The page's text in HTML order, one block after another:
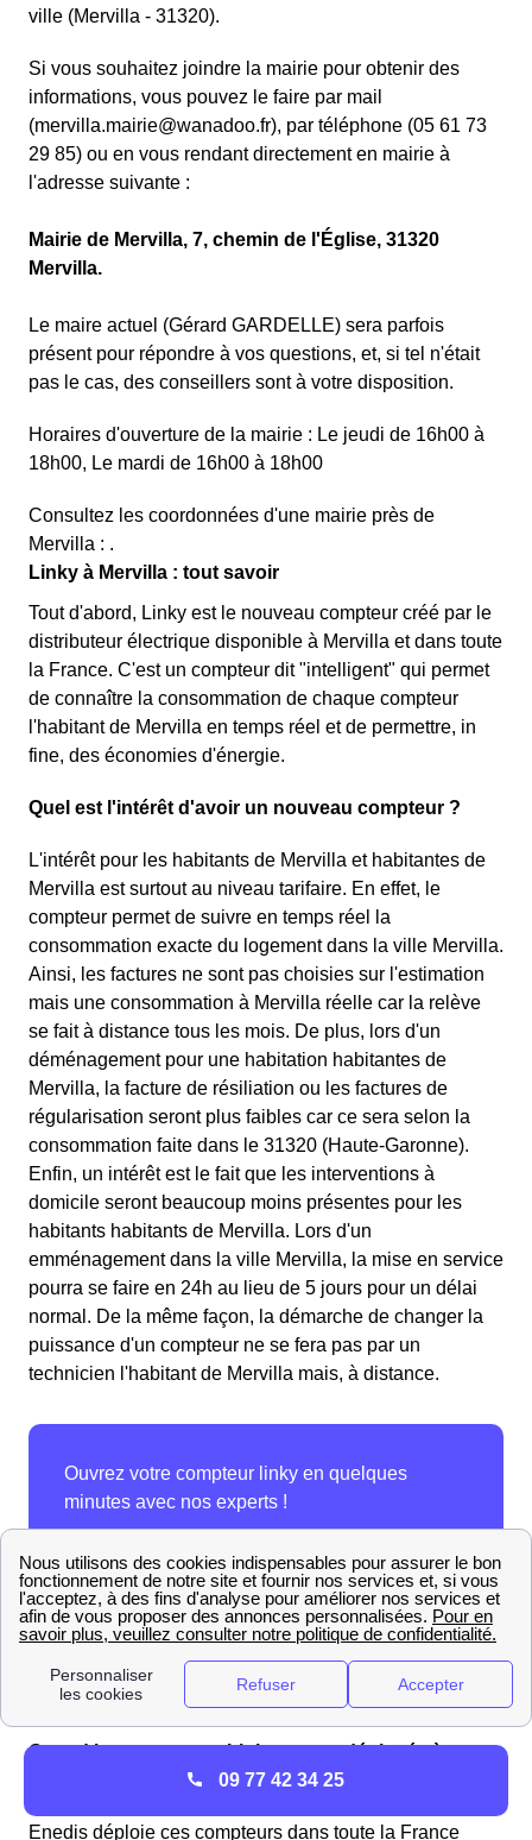
ville (Mervilla - 31320).
Si vous souhaitez joindre la mairie pour obtenir des
informations, vous pouvez le faire par mail
(mervilla.mairie@wanadoo.fr), par téléphone (05 61 73
29 85) ou en vous rendant directement en mairie à
l'adresse suivante :
Mairie de Mervilla, 7, chemin de l'Église, 31320
Mervilla.
Le maire actuel (Gérard GARDELLE) sera parfois
présent pour répondre à vos questions, et, si tel n'était
pas le cas, des conseillers sont à votre disposition.
Horaires d'ouverture de la mairie : Le jeudi de 16h00 à
18h00, Le mardi de 16h00 à 18h00
Consultez les coordonnées d'une mairie près de
Mervilla : .
Linky à Mervilla : tout savoir
Tout d'abord, Linky est le nouveau compteur créé par le
distributeur électrique disponible à Mervilla et dans toute
la France. C'est un compteur dit "intelligent" qui permet
de connaître la consommation de chaque compteur
l'habitant de Mervilla en temps réel et de permettre, in
fine, des économies d'énergie.
Quel est l'intérêt d'avoir un nouveau compteur ?
L'intérêt pour les habitants de Mervilla et habitantes de
Mervilla est surtout au niveau tarifaire. En effet, le
compteur permet de suivre en temps réel la
consommation exacte du logement dans la ville Mervilla.
Ainsi, les factures ne sont pas choisies sur l'estimation
mais une consommation à Mervilla réelle car la relève
se fait à distance tous les mois. De plus, lors d'un
déménagement pour une habitation habitantes de
Mervilla, la facture de résiliation ou les factures de
régularisation seront plus faibles car ce sera selon la
consommation faite dans le 31320 (Haute-Garonne).
Enfin, un intérêt est le fait que les interventions à
domicile seront beaucoup moins présentes pour les
habitants habitants de Mervilla. Lors d'un
emménagement dans la ville Mervilla, la mise en service
pourra se faire en 24h au lieu de 5 jours pour un délai
normal. De la même façon, la démarche de changer la
puissance d'un compteur ne se fera pas par un
technicien l'habitant de Mervilla mais, à distance.
Quand les compteurs Linky seront déployés à
Enedis déploie ces compteurs dans toute la France
09 77 42 34 25